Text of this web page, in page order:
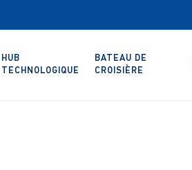
HUB
TECHNOLOGIQUE
BATEAU DE
CROISIÈRE